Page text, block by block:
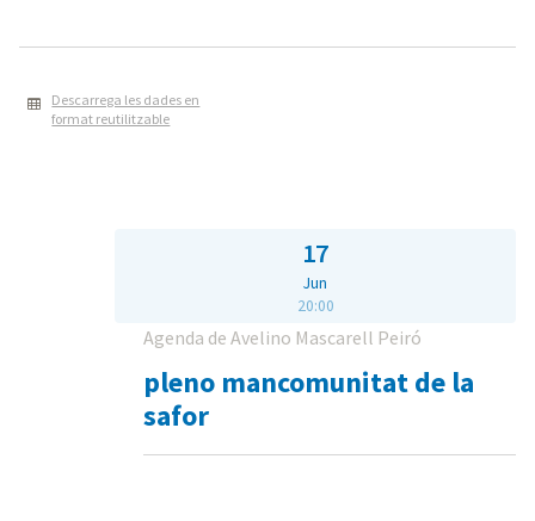
Descarrega les dades en
format reutilitzable
17
Jun
20:00
Agenda de Avelino Mascarell Peiró
pleno mancomunitat de la
safor